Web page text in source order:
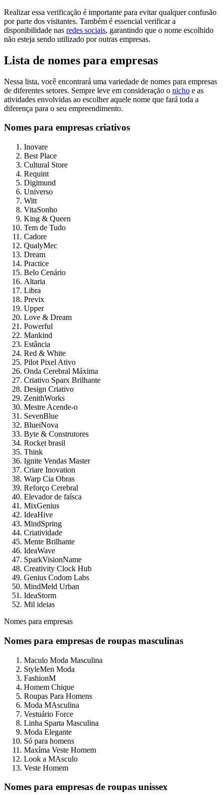
Realizar essa verificação é importante para evitar qualquer confusão
por parte dos visitantes. Também é essencial verificar a
disponibilidade nas redes sociais, garantindo que o nome escolhido
não esteja sendo utilizado por outras empresas.
Lista de nomes para empresas
Nessa lista, você encontrará uma variedade de nomes para empresas
de diferentes setores. Sempre leve em consideração o nicho e as
atividades envolvidas ao escolher aquele nome que fará toda a
diferença para o seu empreendimento.
Nomes para empresas criativos
Inovare
Best Place
Cultural Store
Requint
Digimund
Universo
Witt
VitaSonho
King & Queen
Tem de Tudo
Cadore
QualyMec
Dream
Practice
Belo Cenário
Altaria
Libra
Previx
Upper
Love & Dream
Powerful
Mankind
Estância
Red & White
Pilot Pixel Ativo
Onda Cerebral Máxima
Criativo Sparx Brilhante
Design Criativo
ZenithWorks
Mestre Acende-o
SevenBlue
BlueiNova
Byte & Construtores
Rocket brasil
Think
Ignite Vendas Master
Criare Inovation
Warp Cia Obras
Reforço Cerebral
Elevador de faísca
MixGenius
IdeaHive
MindSpring
Criatividade
Mente Brilhante
IdeaWave
SparkVisionName
Creativity Clock Hub
Genius Codom Labs
MindMeld Urban
IdeaStorm
Mil ideias
Nomes para empresas
Nomes para empresas de roupas masculinas
Maculo Moda Masculina
StyleMen Moda
FashionM
Homem Chique
Roupas Para Homens
Moda MAsculina
Vestuário Force
Linha Sparta Masculina
Moda Elegante
Só para homens
Maxíma Veste Homem
Look a MAsculo
Veste Homem
Nomes para empresas de roupas unissex